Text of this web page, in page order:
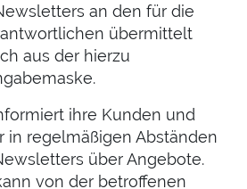
an den für die
übermittelt
aus der hierzu
ihre Kunden und
in regelmäßigen Abständen
über Angebote.
von der betroffenen